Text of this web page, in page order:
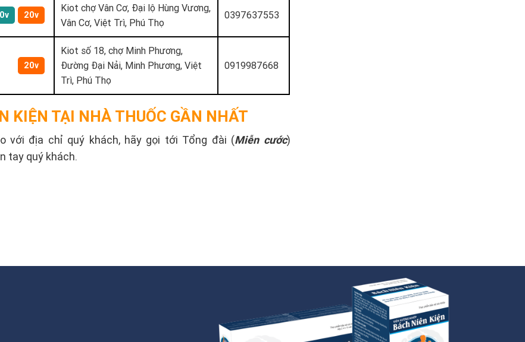
20v
Kiot chợ Vân Cơ, Đại lộ Hùng Vương,
Vân Cơ, Việt Trì, Phú Thọ
0397637553
20v
Kiot số 18, chợ Minh Phương,
Đường Đại Nải, Minh Phương, Việt
Trì, Phú Thọ
0919987668
KIỆN TẠI NHÀ THUỐC GẦN NHẤT
với địa chỉ quý khách, hãy gọi tới Tổng đài (Miễn cước)
tay quý khách.